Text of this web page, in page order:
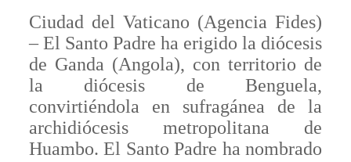
Ciudad del Vaticano (Agencia Fides)
– El Santo Padre ha erigido la diócesis
de Ganda (Angola), con territorio de
la diócesis de Benguela,
convirtiéndola en sufragánea de la
archidiócesis metropolitana de
Huambo. El Santo Padre ha nombrado